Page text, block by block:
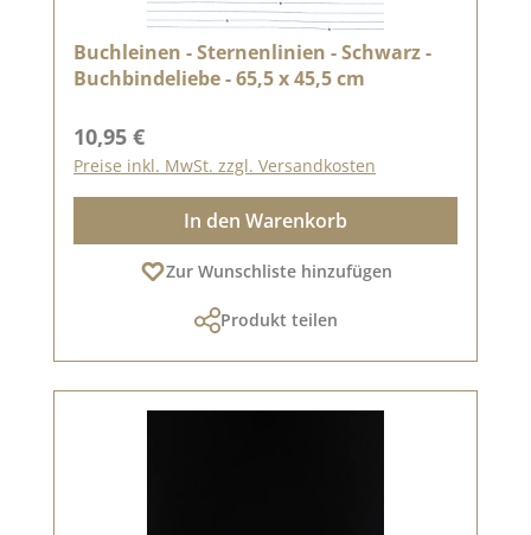
Buchleinen - Sternenlinien - Schwarz -
Buchbindeliebe - 65,5 x 45,5 cm
Regulärer Preis:
10,95 €
Preise inkl. MwSt. zzgl. Versandkosten
In den Warenkorb
Zur Wunschliste hinzufügen
Produkt teilen